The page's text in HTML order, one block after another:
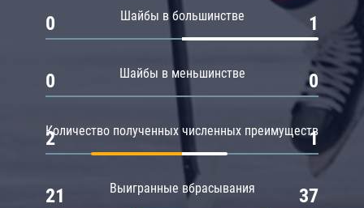
Шайбы в большинстве
0 1
Шайбы в меньшинстве
0 0
Количество полученных численных преимуществ
2 1
Выигранные вбрасывания
21 37